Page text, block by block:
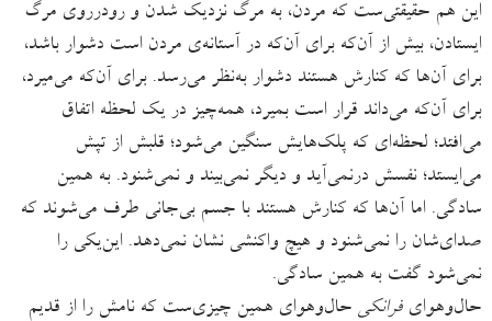
این هم حقیقتی‌ست که مردن، به مرگ نزدیک شدن و رودرروی مرگ
ایستادن، بیش از آن‌که برای آن‌که در آستانه‌ی مردن است دشوار باشد،
برای آن‌ها که کنارش هستند دشوار به‌نظر می‌رسد. برای آن‌که می‌میرد،
برای آن‌که می‌داند قرار است بمیرد، همه‌چیز در یک لحظه‌ اتفاق
می‌افتد؛ لحظه‌ای که پلک‌هایش سنگین می‌شود؛ قلبش از تپش
می‌ایستد؛ نفسش درنمی‌آید و دیگر نمی‌بیند و نمی‌شنود. به همین
سادگی. اما آن‌ها که کنارش هستند با جسم بی‌جانی طرف می‌شوند که
صدای‌شان را نمی‌شنود و هیچ واکنشی نشان نمی‌دهد. این‌یکی را
نمی‌شود گفت به همین سادگی.
حال‌وهوایفرانکی حال‌وهوای همین چیزی‌ست که نامش را از قدیم